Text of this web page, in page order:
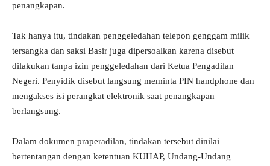
penangkapan.
Tak hanya itu, tindakan penggeledahan telepon genggam milik
tersangka dan saksi Basir juga dipersoalkan karena disebut
dilakukan tanpa izin penggeledahan dari Ketua Pengadilan
Negeri. Penyidik disebut langsung meminta PIN handphone dan
mengakses isi perangkat elektronik saat penangkapan
berlangsung.
Dalam dokumen praperadilan, tindakan tersebut dinilai
bertentangan dengan ketentuan KUHAP, Undang-Undang